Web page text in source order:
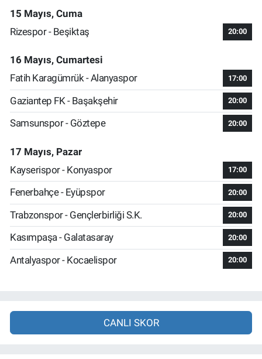
15 Mayıs, Cuma
Rizespor - Beşiktaş
20:00
16 Mayıs, Cumartesi
Fatih Karagümrük - Alanyaspor
17:00
Gaziantep FK - Başakşehir 20:00
Samsunspor - Göztepe 20:00
17 Mayıs, Pazar
Kayserispor - Konyaspor
17:00
Fenerbahçe - Eyüpspor 20:00
Trabzonspor - Gençlerbirliği S.K. 20:00
Kasımpaşa - Galatasaray 20:00
Antalyaspor - Kocaelispor 20:00
CANLI SKOR